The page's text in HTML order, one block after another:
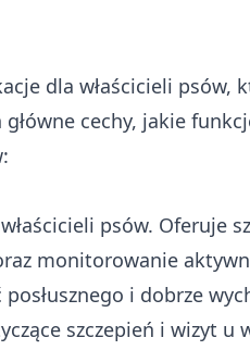
dla właścicieli psów,
cechy, jakie
psów. Oferuje
monitorowanie
i dobrze
szczepień i wizyt u